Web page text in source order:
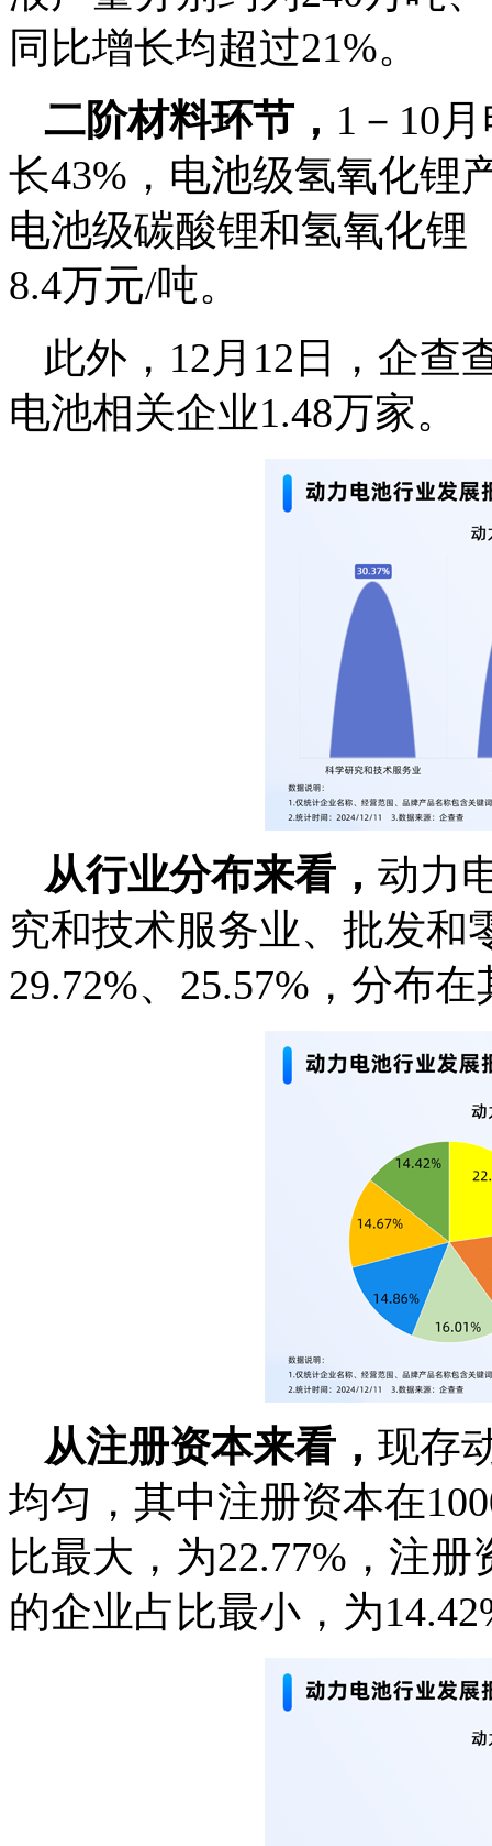
同比增长均超过21%。
二阶材料环节， 1－10
长43%，电池级氢氧化锂
电池级碳酸锂和氢氧化锂
8.4万元/吨。
此外，12月12日，企查
电池相关企业1.48万家。
从行业分布来看， 动力
究和技术服务业、批发和
29.72%、25.57%，分布
从注册资本来看， 现存
均匀，其中注册资本在
比最大，为22.77%，注
的企业占比最小，为